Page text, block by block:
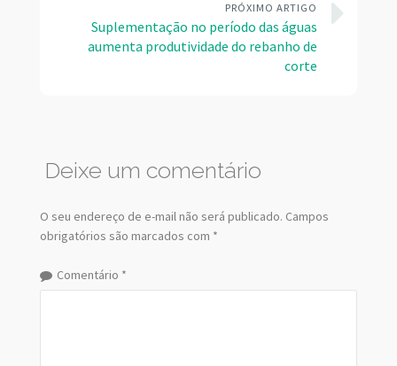
PRÓXIMO ARTIGO
Suplementação no período das águas
aumenta produtividade do rebanho de
corte
Deixe um comentário
O seu endereço de e-mail não será publicado. Campos
obrigatórios são marcados com *
Comentário *